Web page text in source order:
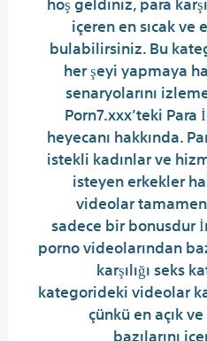
içeren en sıcak ve
bulabilirsiniz. Bu
her şeyi yapmaya
senaryolarını
Porn7.xxx’teki
heyecanı hakkında.
istekli kadınlar ve
isteyen erkekler
videolar
sadece bir bonusdur
porno videolarından
karşılığı seks
kategorideki videolar
çünkü en açık
bazılarını